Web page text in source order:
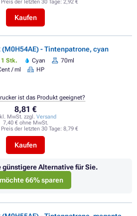
der letzten 30 Tage: 2,92 €
Kaufen
(M0H54AE) - Tintenpatrone, cyan
Stk. Cyan
70ml
/ ml
HP
8,81 €
MwSt. zzgl. Versand
7,40 € ohne MwSt.
der letzten 30 Tage: 8,79 €
Kaufen
ist das Produkt geeignet?
günstigere Alternative für Sie.
66% sparen